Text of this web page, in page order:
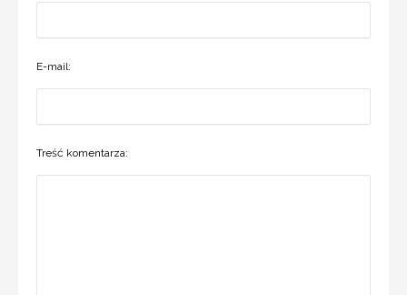
E-mail:
Treść komentarza: